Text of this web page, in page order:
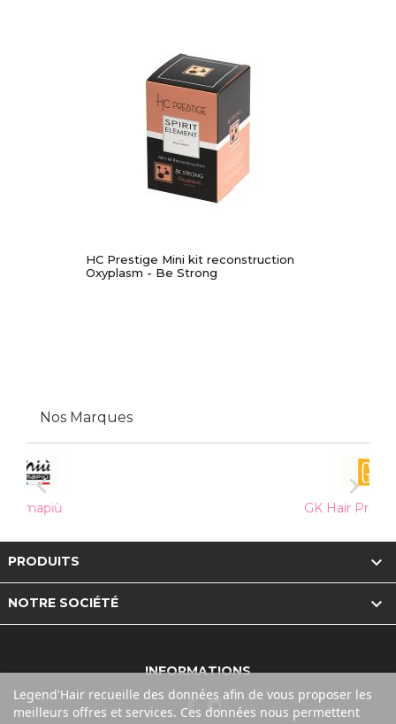
HC Prestige Mini kit reconstruction
Oxyplasm - Be Strong
Nos Marques
 
PRODUITS 
NOTRE SOCIÉTÉ 
Legend'Hair recueille des données afin de vous proposer les
meilleurs offres et services. Ces données nous permettent
INFORMATIONS